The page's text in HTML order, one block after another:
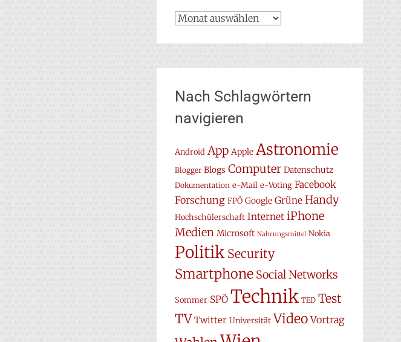
Archiv
Nach Schlagwörtern
navigieren
Android App Apple Astronomie
Blogger Blogs Computer Datenschutz
Dokumentation e-Mail e-Voting Facebook
Forschung FPÖ Google Grüne Handy
Hochschülerschaft Internet iPhone
Medien Microsoft Nahrungsmittel Nokia
Politik Security
Smartphone Social Networks
Sommer SPÖ Technik TED Test
TV Twitter Universität Video Vortrag